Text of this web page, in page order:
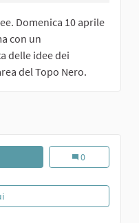
Domenica 10 aprile
con un
delle idee dei
del Topo Nero.
CON AREA FITNESS
Palestra con
0